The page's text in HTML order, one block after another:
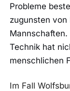
Probleme
zugunsten von
Technik hat
menschlichen
Im Fall